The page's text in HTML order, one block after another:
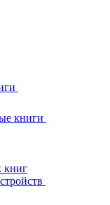
книги
книг